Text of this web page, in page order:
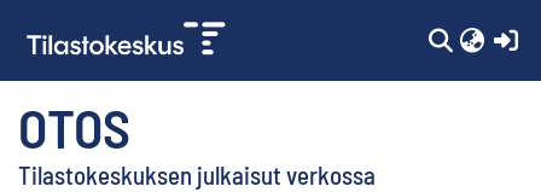
OTOS
Tilastokeskuksen julkaisut verkossa